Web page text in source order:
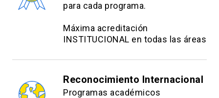
para cada programa.
Máxima acreditación
INSTITUCIONAL en todas las áreas
Reconocimiento Internacional
Programas académicos